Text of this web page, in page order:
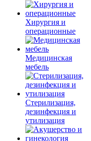
Хирургия и
операционные
Медицинская
мебель
Стерилизация,
дезинфекция и
утилизация